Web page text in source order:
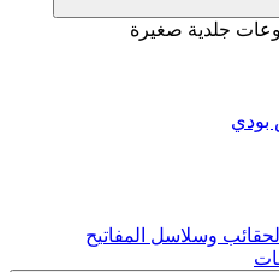
جلدية صغيرة
وسلاسل المفاتيح